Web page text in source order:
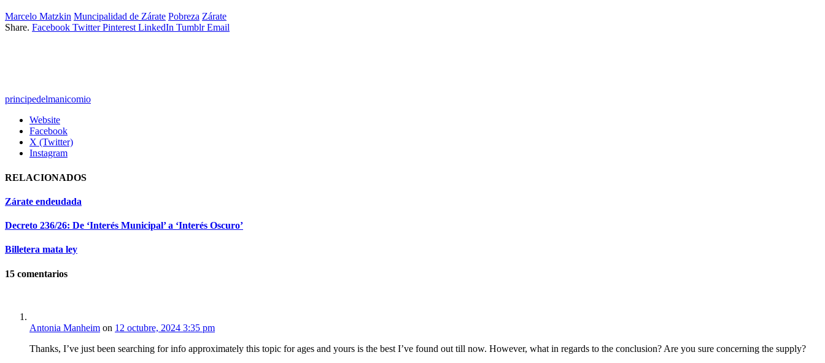
Marcelo Matzkin Muncipalidad de Zárate Pobreza Zárate
Share. Facebook Twitter Pinterest LinkedIn Tumblr Email
principedelmanicomio
Website
Facebook
X (Twitter)
Instagram
RELACIONADOS
Zárate endeudada
Decreto 236/26: De ‘Interés Municipal’ a ‘Interés Oscuro’
Billetera mata ley
15 comentarios
Antonia Manheim on 12 octubre, 2024 3:35 pm
Thanks, I’ve just been searching for info approximately this topic for ages and yours is the best I’ve found out till now. However, what in regards to the conclusion? Are you sure concerning the supply?